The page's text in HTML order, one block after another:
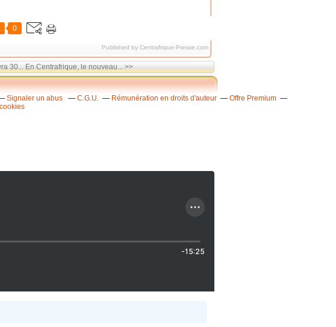
0
Published by Centrafrique-Presse.com
30... En Centrafrique, le nouveau... >>
Signaler un abus C.G.U. Rémunération en droits d'auteur
Offre Premium
-15:25